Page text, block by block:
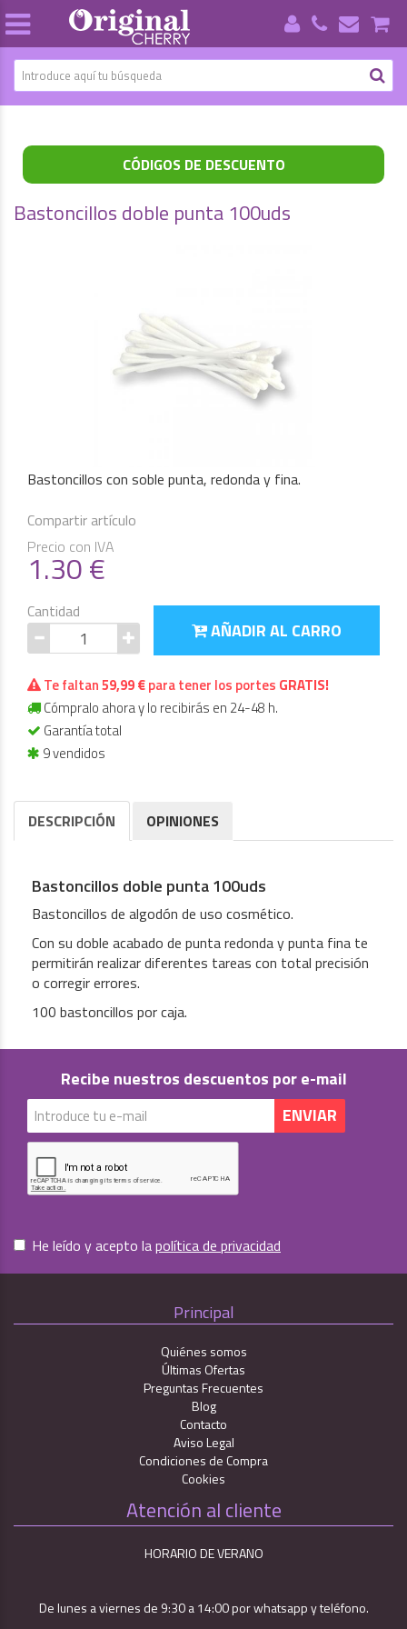
CÓDIGOS DE DESCUENTO
Bastoncillos doble punta 100uds
Bastoncillos con soble punta, redonda y fina.
Compartir artículo
Precio con IVA
1.30€
Cantidad
AÑADIR AL CARRO
Te faltan59,99 €para tener los portes GRATIS!
Cómpralo ahora y lo recibirás en 24-48 h.
Garantía total
9 vendidos
DESCRIPCIÓN OPINIONES
Bastoncillos doble punta 100uds
Bastoncillos de algodón de uso cosmético.
Con su doble acabado de punta redonda y punta fina te
permitirán realizar diferentes tareas con total precisión
o corregir errores.
100 bastoncillos por caja.
Recibe nuestros descuentos por e-mail
He leído y acepto lapolítica de privacidad
Principal
Quiénes somos
Últimas Ofertas
Preguntas Frecuentes
Blog
Contacto
Aviso Legal
Condiciones de Compra
Cookies
Atención al cliente
HORARIO DE VERANO
De lunes a viernes de 9:30 a 14:00 por whatsapp y teléfono.